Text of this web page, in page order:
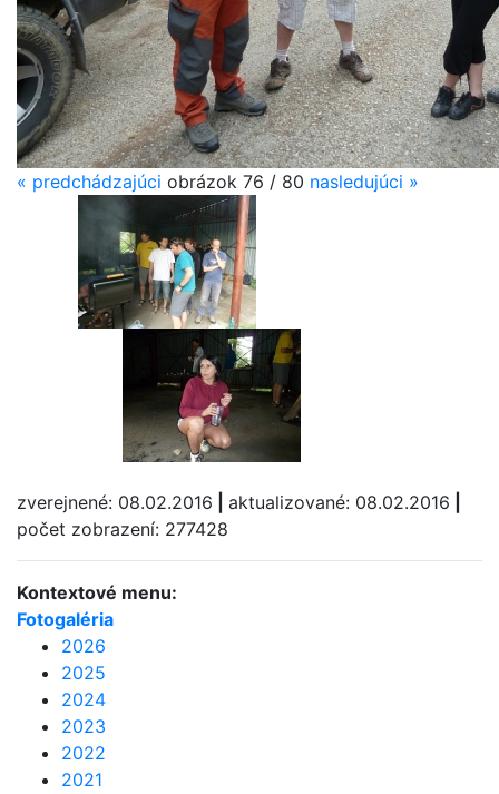
« predchádzajúci obrázok 76 / 80 nasledujúci »
zverejnené: 08.02.2016 aktualizované: 08.02.2016
počet zobrazení: 277428
Kontextové menu:
Fotogaléria
2026
2025
2024
2023
2022
2021